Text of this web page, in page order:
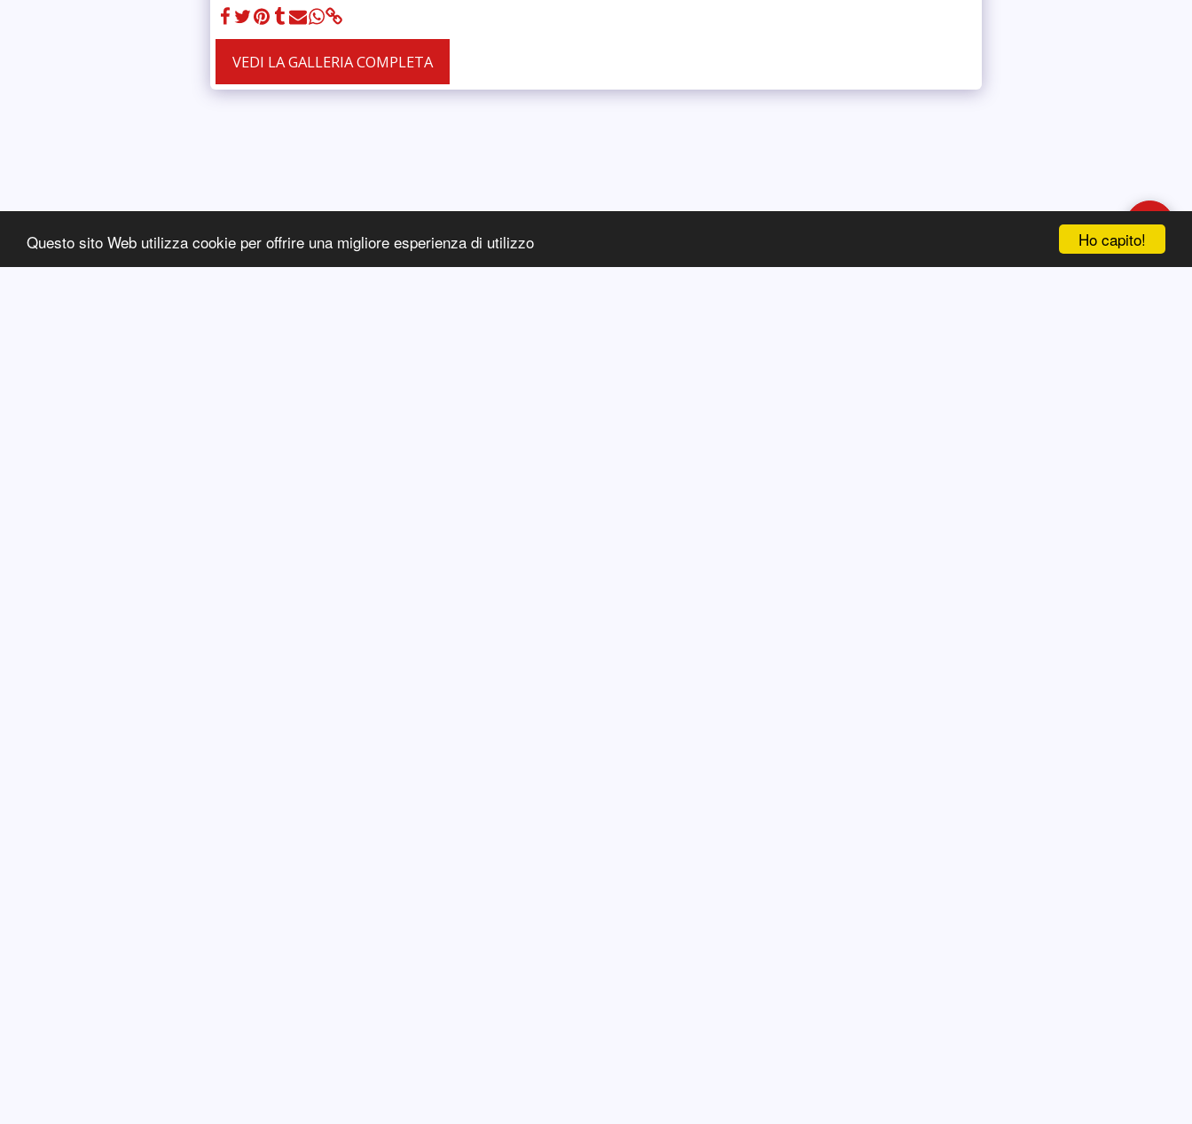
Ho capito!
Questo sito Web utilizza cookie per offrire una migliore esperienza di utilizzo
VEDI LA GALLERIA COMPLETA